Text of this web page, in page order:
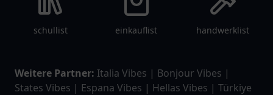
schullist einkauflist handwerklist
Weitere Partner: Italia Vibes | Bonjour Vibes |
States Vibes | Espana Vibes | Hellas Vibes | Türkiye